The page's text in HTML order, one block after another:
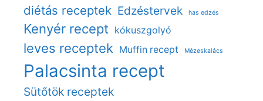
diétás receptek Edzéstervek has edzés
Kenyér recept kókuszgolyó
leves receptek Muffin recept Mézeskalács
Palacsinta recept
Sütőtök receptek